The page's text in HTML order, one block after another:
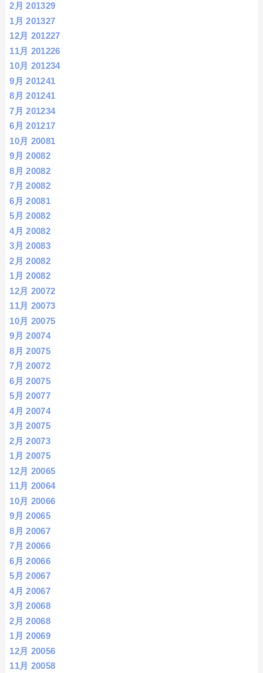
2月 201329
1月 201327
12月 201227
11月 201226
10月 201234
9月 201241
8月 201241
7月 201234
6月 201217
10月 20081
9月 20082
8月 20082
7月 20082
6月 20081
5月 20082
4月 20082
3月 20083
2月 20082
1月 20082
12月 20072
11月 20073
10月 20075
9月 20074
8月 20075
7月 20072
6月 20075
5月 20077
4月 20074
3月 20075
2月 20073
1月 20075
12月 20065
11月 20064
10月 20066
9月 20065
8月 20067
7月 20066
6月 20066
5月 20067
4月 20067
3月 20068
2月 20068
1月 20069
12月 20056
11月 20058